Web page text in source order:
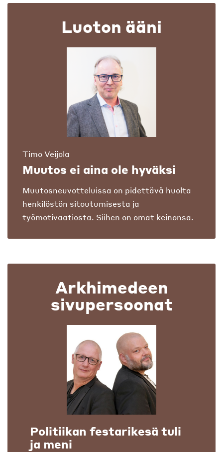
Luoton ääni
Timo Veijola
Muutos ei aina ole hyväksi
Muutosneuvotteluissa on pidettävä huolta
henkilöstön sitoutumisesta ja
työmotivaatiosta. Siihen on omat keinonsa.
Arkhimedeen
sivupersoonat
Politiikan festarikesä tuli
ja meni